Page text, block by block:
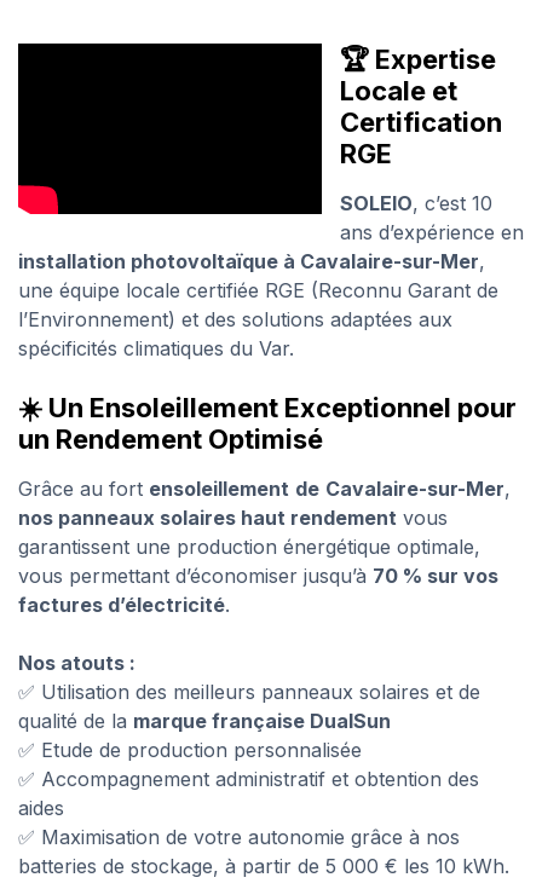
🏆 Expertise
Locale et
Certification
RGE
SOLEIO, c’est 10
ans d’expérience en
installation photovoltaïque à Cavalaire-sur-Mer,
une équipe locale certifiée RGE (Reconnu Garant de
l’Environnement) et des solutions adaptées aux
spécificités climatiques du Var.
☀️ Un Ensoleillement Exceptionnel pour
un Rendement Optimisé
Grâce au fort ensoleillement de Cavalaire-sur-Mer,
nos panneaux solaires haut rendement vous
garantissent une production énergétique optimale,
vous permettant d’économiser jusqu’à 70 % sur vos
factures d’électricité.
Nos atouts :
✅ Utilisation des meilleurs panneaux solaires et de
qualité de la marque française DualSun
✅ Etude de production personnalisée
✅ Accompagnement administratif et obtention des
aides
✅ Maximisation de votre autonomie grâce à nos
batteries de stockage, à partir de 5 000 € les 10 kWh.